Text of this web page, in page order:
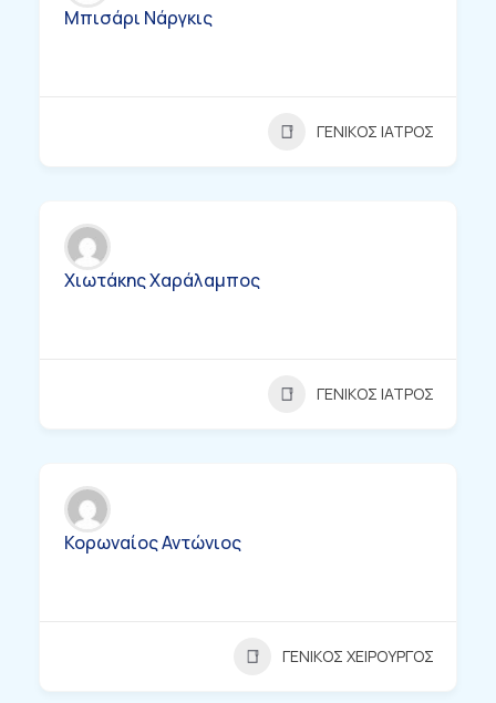
Μπισάρι Νάργκις
ΓΕΝΙΚΟΣ ΙΑΤΡΟΣ
Χιωτάκης Χαράλαμπος
ΓΕΝΙΚΟΣ ΙΑΤΡΟΣ
Κορωναίος Αντώνιος
ΓΕΝΙΚΟΣ ΧΕΙΡΟΥΡΓΟΣ